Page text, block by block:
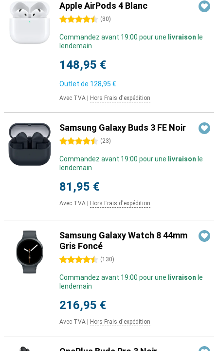
Apple AirPods 4 Blanc
4.5 étoiles (80)
Commandez avant 19:00 pour une livraison le
lendemain
148,95 €
Outlet de 128,95 €
Avec TVA Hors Frais d'expédition
Samsung Galaxy Buds 3 FE Noir
4.5 étoiles (23)
Commandez avant 19:00 pour une livraison le
lendemain
81,95 €
Avec TVA Hors Frais d'expédition
Samsung Galaxy Watch 8 44mm
Gris Foncé
4.5 étoiles (130)
Commandez avant 19:00 pour une livraison le
lendemain
216,95 €
Avec TVA Hors Frais d'expédition